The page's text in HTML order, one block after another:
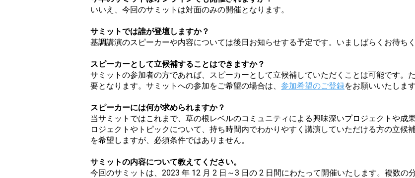
いいえ、今回のサミットは対面のみの開催となります。
サミットでは誰が登壇しますか？
基調講演のスピーカーや内容については後日お知らせする予定です。いましばらくお待ちく
スピーカーとして立候補することはできますか？
サミットの参加者の方であれば、スピーカーとして立候補していただくことは可能です。
要となります。サミットへの参加をご希望の場合は、 参加希望のご登録をお願いいたします
スピーカーには何が求められますか？
当サミットではこれまで、草の根レベルのコミュニティによる興味深いプロジェクトや成
ロジェクトやトピックについて、持ち時間内でわかりやすく講演していただける方の立候
を希望しますが、必須条件ではありません。
サミットの内容について教えてください。
今回のサミットは、2023 年 12 月 2 日～3 日の 2 日間にわたって開催いたします。複数の